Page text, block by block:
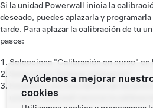
Si la unidad Powerwall inicia la
deseado, puedes aplazarla y
tarde. Para aplazar la calibración de tu
pasos:
Selecciona "Calibración en curso" en
Selecciona "Aplazar calibración".
Establece una hora dentro de las
unidad Powerwall reinicie la
Ayúdenos a mejorar
cookies